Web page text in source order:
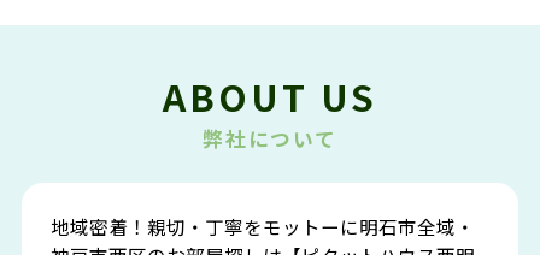
ABOUT US
弊社について
地域密着！親切・丁寧をモットーに明石市全域・